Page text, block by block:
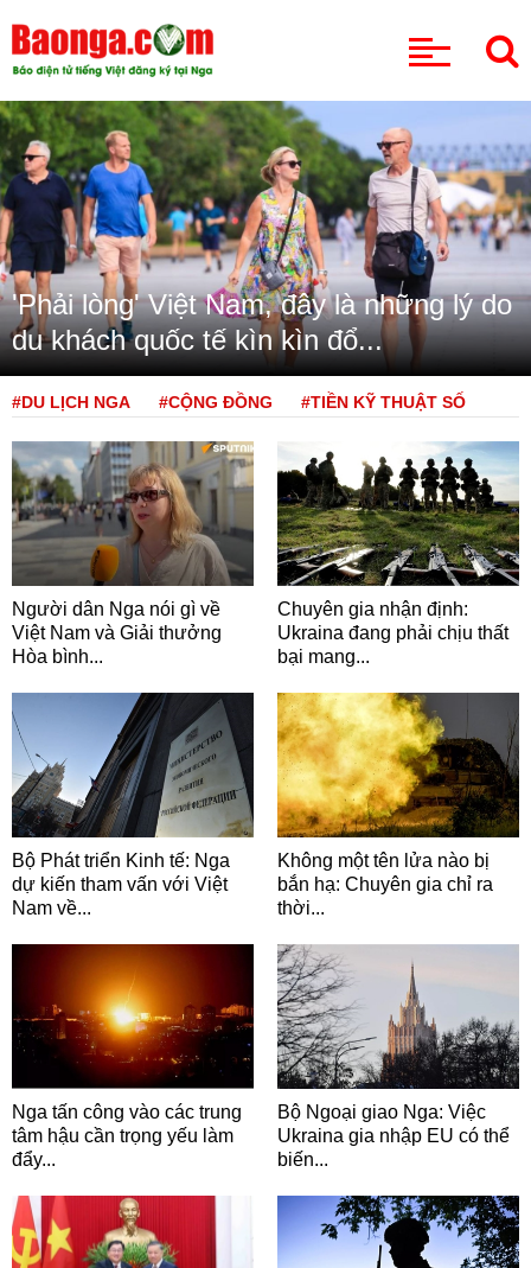
'Phải lòng' Việt Nam, đây là những lý do
du khách quốc tế kìn kìn đổ...
#DU LỊCH NGA #CỘNG ĐỒNG #TIỀN KỸ THUẬT SỐ
Người dân Nga nói gì về
Việt Nam và Giải thưởng
Hòa bình...
Chuyên gia nhận định:
Ukraina đang phải chịu thất
bại mang...
Bộ Phát triển Kinh tế: Nga
dự kiến tham vấn với Việt
Nam về...
Không một tên lửa nào bị
bắn hạ: Chuyên gia chỉ ra
thời...
Nga tấn công vào các trung
tâm hậu cần trọng yếu làm
đẩy...
Bộ Ngoại giao Nga: Việc
Ukraina gia nhập EU có thể
biến...